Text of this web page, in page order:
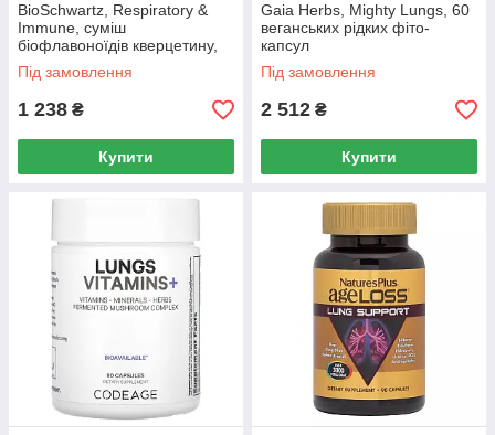
BioSchwartz, Respiratory &
Immune, суміш
біофлавоноїдів кверцетину,
60 капсул
Під замовлення
1 238 ₴
Купити
Gaia Herbs, Mighty Lungs, 60
веганських рідких фіто-
капсул
Під замовлення
2 512 ₴
Купити